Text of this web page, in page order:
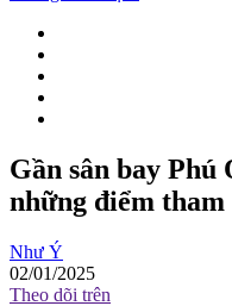
Gần sân bay Phú
những điểm
Như Ý
02/01/2025
Theo dõi trên